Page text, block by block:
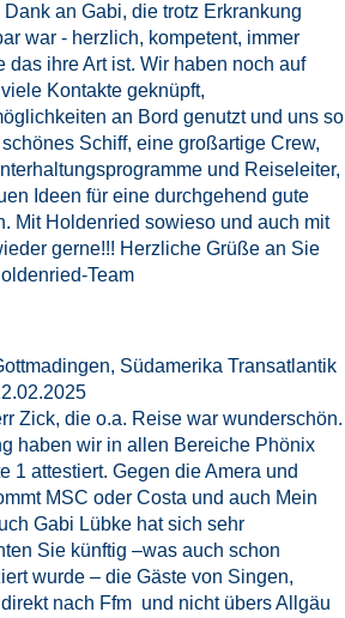
an Gabi, die trotz Erkrankung
war - herzlich, kompetent, immer
das ihre Art ist. Wir haben noch auf
Kontakte geknüpft,
an Bord genutzt und uns so
Schiff, eine großartige Crew,
und Reiseleiter,
Ideen für eine durchgehend gute
Mit Holdenried sowieso und auch mit
gerne!!! Herzliche Grüße an Sie
Team
Südamerika Transatlantik
Zick, die o.a. Reise war wunderschön.
haben wir in allen Bereiche Phönix
1 attestiert. Gegen die Amera und
MSC oder Costa und auch Mein
Gabi Lübke hat sich sehr
Sie künftig –was auch schon
wurde – die Gäste von Singen,
nach Ffm und nicht übers Allgäu